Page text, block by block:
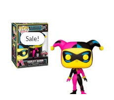
Sale!
Sale!
Pierwotna
wynosiła:
214,23 zł.
wynosi:
164,79 zł.